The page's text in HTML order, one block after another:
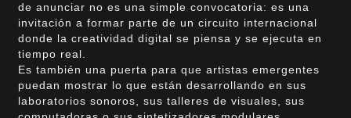
de anunciar no es una simple convocatoria: es una
invitación a formar parte de un circuito internacional
donde la creatividad digital se piensa y se ejecuta en
tiempo real.
Es también una puerta para que artistas emergentes
puedan mostrar lo que están desarrollando en sus
laboratorios sonoros, sus talleres de visuales, sus